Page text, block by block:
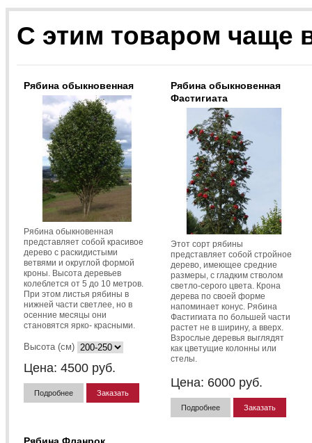
С этим товаром чаще
Рябина обыкновенная
Рябина обыкновенная
представляет собой красивое
дерево с раскидистыми
ветвями и округлой формой
кроны. Высота деревьев
колеблется от 5 до 10 метров.
При этом листья рябины в
нижней части светлее, но в
осенние месяцы они
становятся ярко- красными.
Высота (см)
Цена: 4500 руб.
Подробнее Заказать
Рябина обыкновенная
Фастигиата
Этот сорт рябины
представляет собой стройное
дерево, имеющее средние
размеры, с гладким стволом
светло-серого цвета. Крона
дерева по своей форме
напоминает конус. Рябина
Фастигиата по большей части
растет не в ширину, а вверх.
Взрослые деревья выглядят
как цветущие колонны или
стелы.
Цена: 6000 руб.
Подробнее Заказать